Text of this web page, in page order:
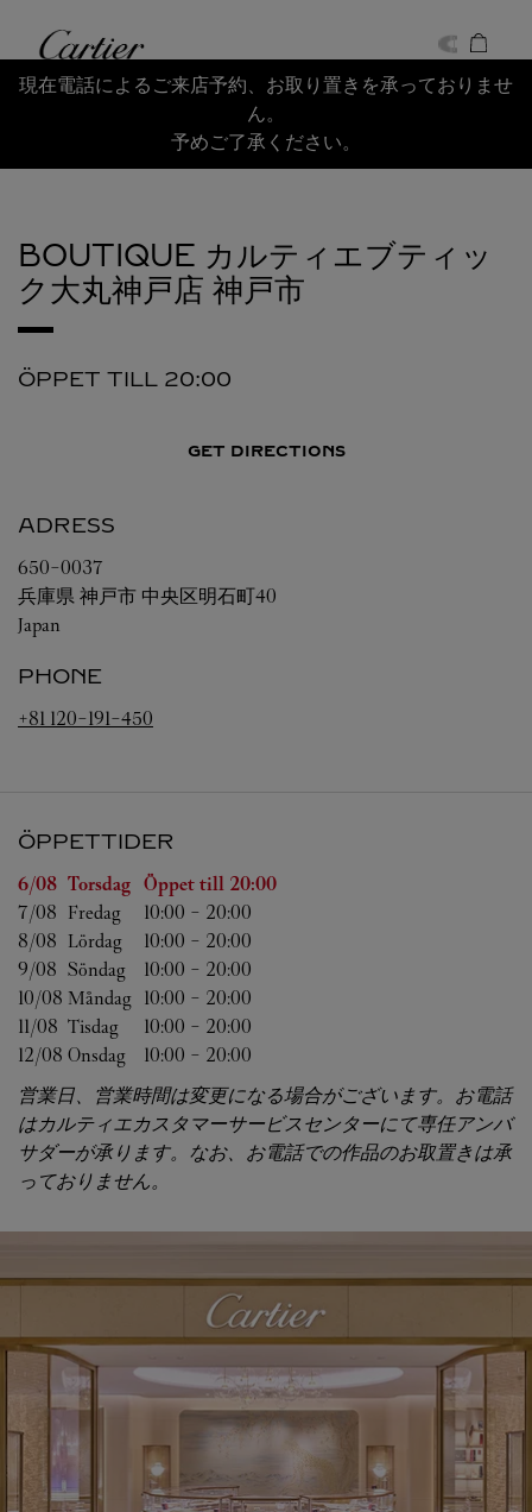
Cartier
Return to Nav
現在電話によるご来店予約、お取り置きを承っておりませ
ん。
予めご了承ください。
BOUTIQUE カルティエブティッ
ク大丸神戸店 神戸市
ÖPPET TILL 20:00
GET DIRECTIONS
ADRESS
650-0037
兵庫県 神戸市 中央区明石町40
Japan
PHONE
+81 120-191-450
ÖPPETTIDER
VeckodagÖppettider
6/08 Torsdag Öppet till 20:00
7/08 Fredag 10:00 - 20:00
8/08 Lördag 10:00 - 20:00
9/08 Söndag 10:00 - 20:00
10/08 Måndag 10:00 - 20:00
11/08 Tisdag 10:00 - 20:00
12/08 Onsdag 10:00 - 20:00
営業日、営業時間は変更になる場合がございます。お電話
はカルティエカスタマーサービスセンターにて専任アンバ
サダーが承ります。なお、お電話での作品のお取置きは承
っておりません。